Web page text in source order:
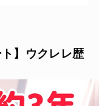
ト】ウクレレ歴